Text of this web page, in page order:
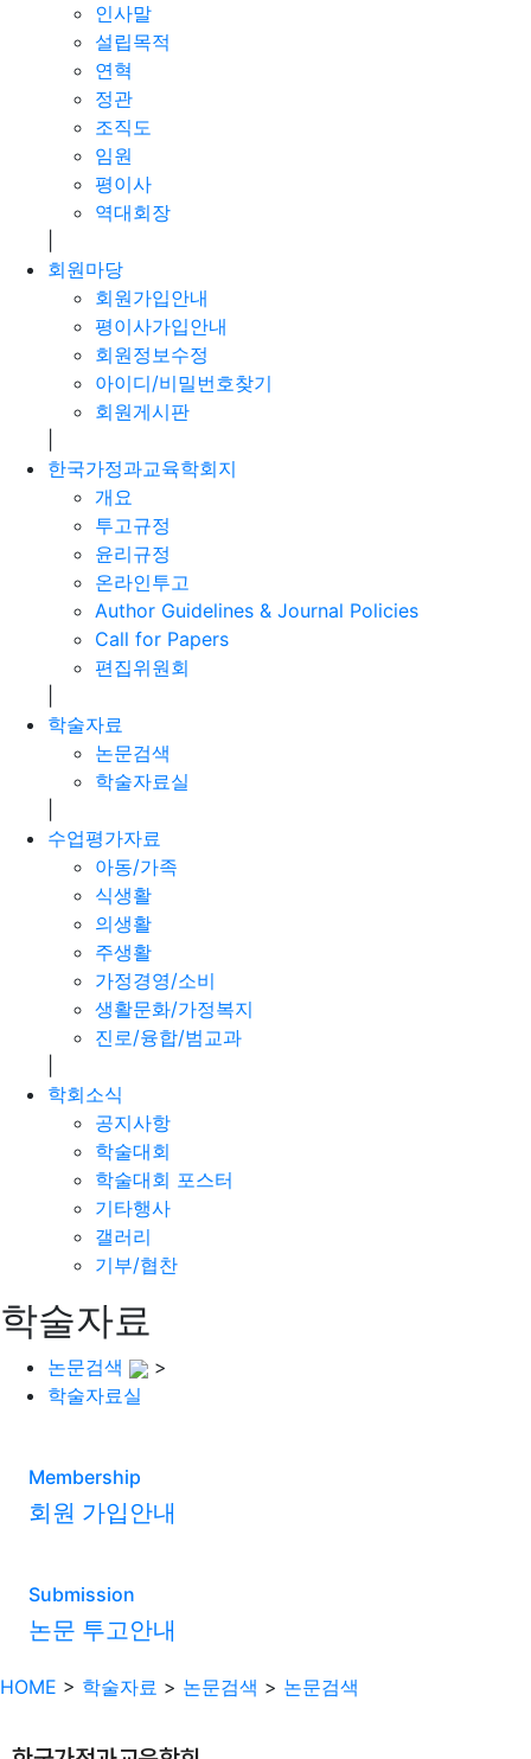
인사말
설립목적
연혁
정관
조직도
임원
평이사
역대회장
회원마당
회원가입안내
평이사가입안내
회원정보수정
아이디/비밀번호찾기
회원게시판
한국가정과교육학회지
개요
투고규정
윤리규정
온라인투고
Author Guidelines & Journal Policies
Call for Papers
편집위원회
학술자료
논문검색
학술자료실
수업평가자료
아동/가족
식생활
의생활
주생활
가정경영/소비
생활문화/가정복지
진로/융합/범교과
학회소식
공지사항
학술대회
학술대회 포스터
기타행사
갤러리
기부/협찬
학술자료
논문검색
>
학술자료실
Membership
회원 가입안내
Submission
논문 투고안내
HOME > 학술자료 > 논문검색 > 논문검색